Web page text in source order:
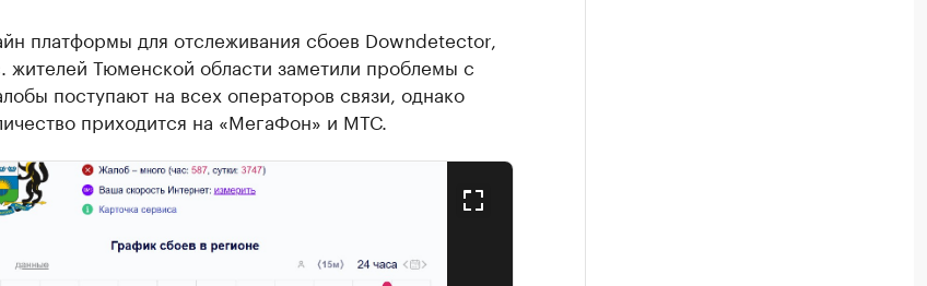
платформы для отслеживания сбоев Downdetector,
жителей Тюменской области заметили проблемы с
поступают на всех операторов связи, однако
приходится на «МегаФон» и МТС.